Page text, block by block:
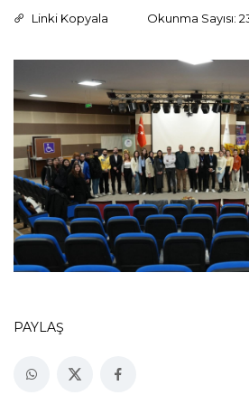
Linki Kopyala
Okunma Sayısı:
PAYLAŞ